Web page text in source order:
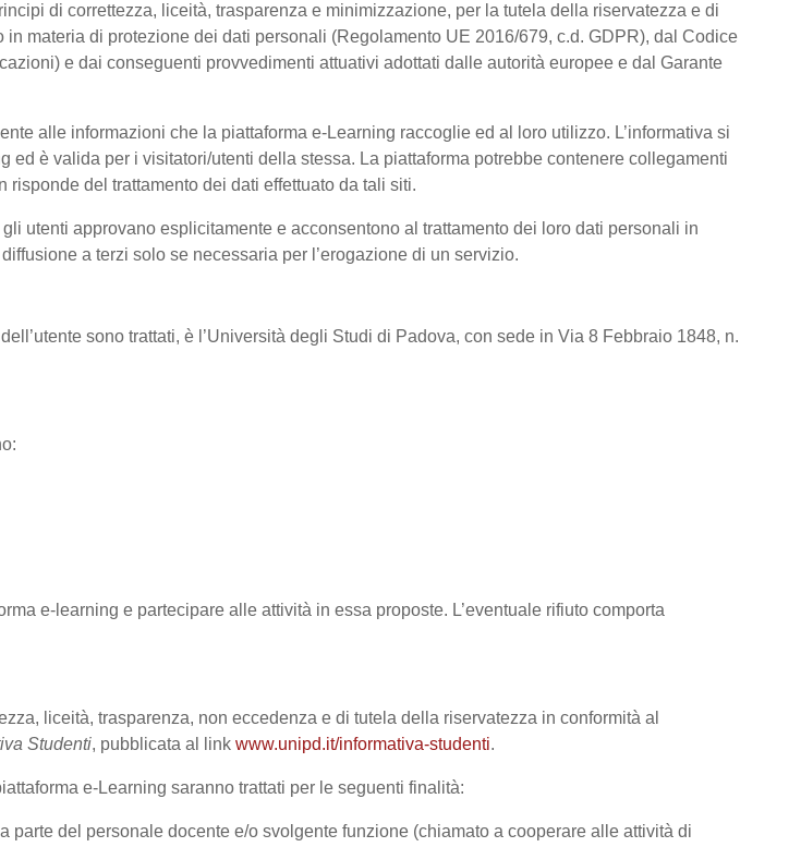
di correttezza, liceità, trasparenza e minimizzazione, per la tutela della riservatezza e di
materia di protezione dei dati personali (Regolamento UE 2016/679, c.d. GDPR), dal Codice
e dai conseguenti provvedimenti attuativi adottati dalle autorità europee e dal Garante
alle informazioni che la piattaforma e-Learning raccoglie ed al loro utilizzo. L’informativa si
è valida per i visitatori/utenti della stessa. La piattaforma potrebbe contenere collegamenti
del trattamento dei dati effettuato da tali siti.
utenti approvano esplicitamente e acconsentono al trattamento dei loro dati personali in
a terzi solo se necessaria per l’erogazione di un servizio.
sono trattati, è l’Università degli Studi di Padova, con sede in Via 8 Febbraio 1848, n.
e-learning e partecipare alle attività in essa proposte. L’eventuale rifiuto comporta
liceità, trasparenza, non eccedenza e di tutela della riservatezza in conformità al
Studenti, pubblicata al link www.unipd.it/informativa-studenti.
e-Learning saranno trattati per le seguenti finalità:
del personale docente e/o svolgente funzione (chiamato a cooperare alle attività di